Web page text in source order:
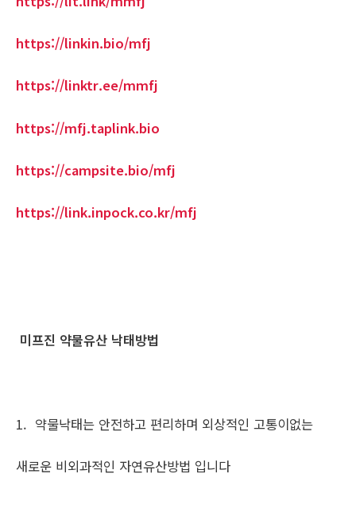
https://linkin.bio/mfj
https://linktr.ee/mmfj
https://mfj.taplink.bio
https://campsite.bio/mfj
https://link.inpock.co.kr/mfj
미프진 약물유산 낙태방법
1. 약물낙태는 안전하고 편리하며 외상적인 고통이없는
새로운 비외과적인 자연유산방법 입니다